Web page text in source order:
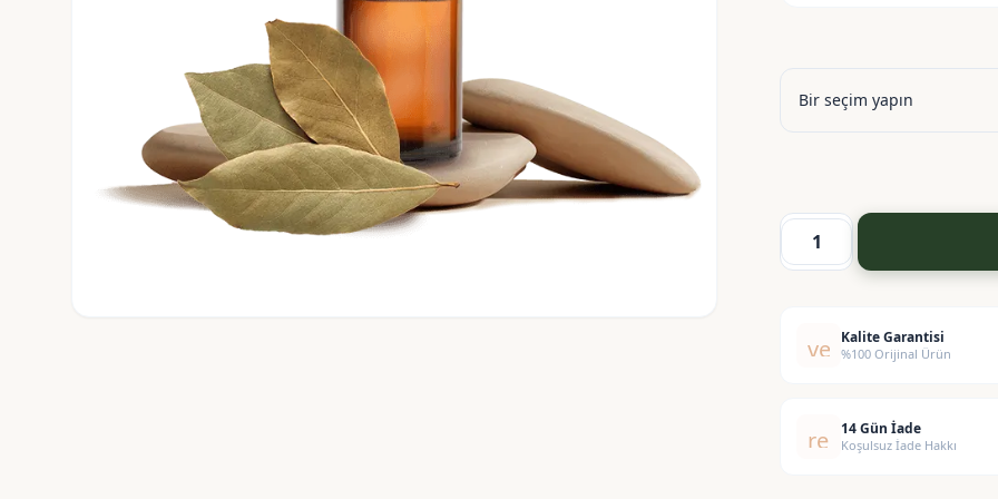
Defne
verified
Kalite Garantisi
%100 Orijinal Ürün
replay14 Gün İade
Koşulsuz İade Hakkı